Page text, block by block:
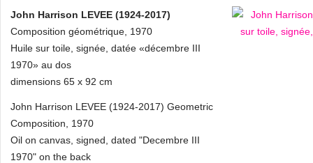
John Harrison LEVEE (1924-2017)
Composition géométrique, 1970
Huile sur toile, signée, datée «décembre III
1970» au dos
dimensions 65 x 92 cm
John Harrison LEVEE (1924-2017) Geometric
Composition, 1970
Oil on canvas, signed, dated "Decembre III
1970" on the back